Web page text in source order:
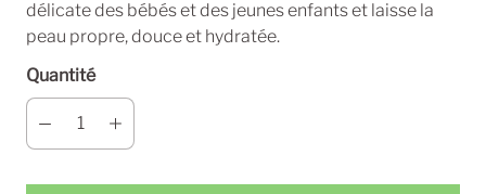
délicate des bébés et des jeunes enfants et laisse la
peau propre, douce et hydratée.
Quantité